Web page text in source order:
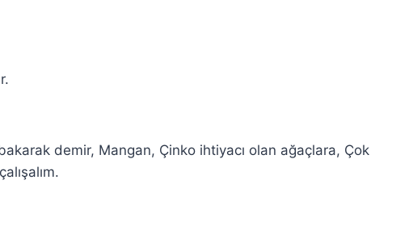
demir, Mangan, Çinko ihtiyacı olan ağaçlara, Çok